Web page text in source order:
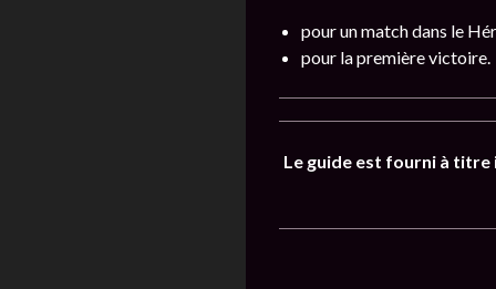
pour un match dans le
pour la première victoire.
Le guide est fourni à